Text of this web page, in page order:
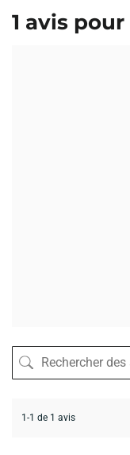
1 avis pour
1-1 de 1 avis